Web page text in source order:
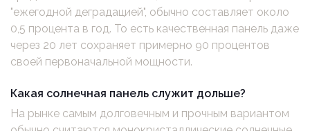
"ежегодной деградацией", обычно составляет около
0,5 процента в год. То есть качественная панель даже
через 20 лет сохраняет примерно 90 процентов
своей первоначальной мощности.
Какая солнечная панель служит дольше?
На рынке самым долговечным и прочным вариантом